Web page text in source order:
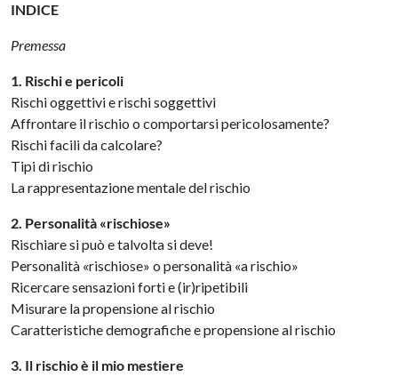
INDICE
Premessa
1. Rischi e pericoli
Rischi oggettivi e rischi soggettivi
Affrontare il rischio o comportarsi pericolosamente?
Rischi facili da calcolare?
Tipi di rischio
La rappresentazione mentale del rischio
2. Personalità «rischiose»
Rischiare si può e talvolta si deve!
Personalità «rischiose» o personalità «a rischio»
Ricercare sensazioni forti e (ir)ripetibili
Misurare la propensione al rischio
Caratteristiche demografiche e propensione al rischio
3. Il rischio è il mio mestiere